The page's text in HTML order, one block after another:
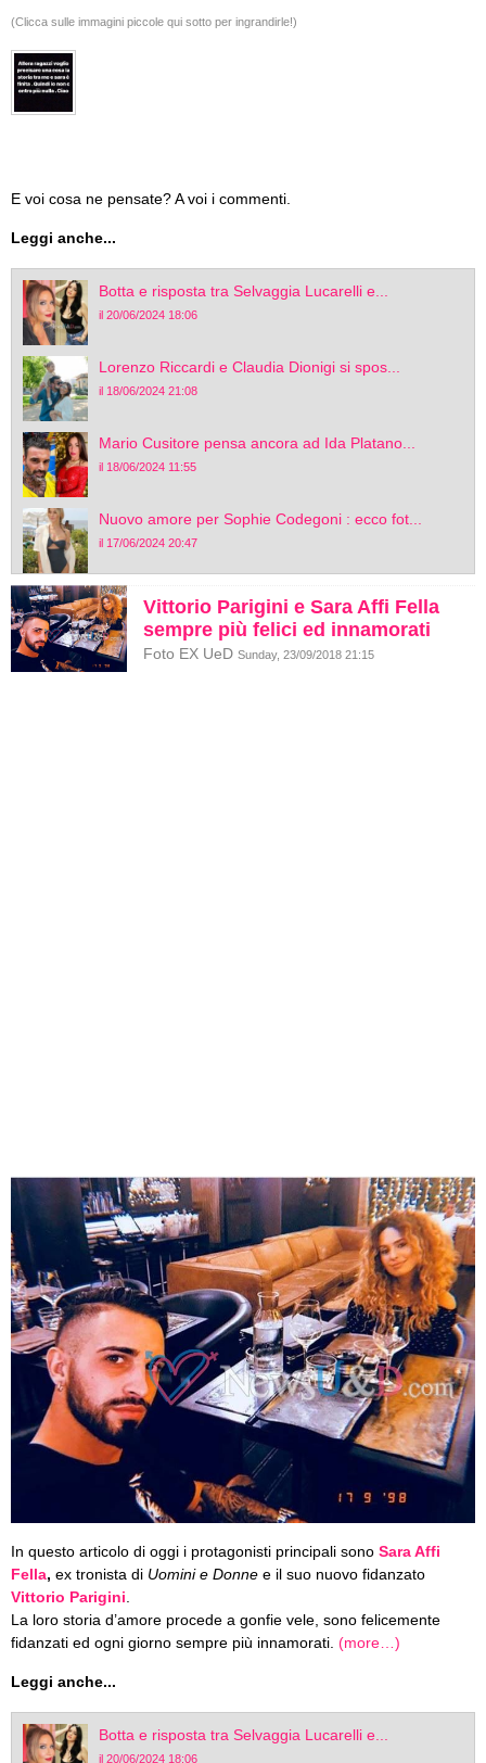
(Clicca sulle immagini piccole qui sotto per ingrandirle!)
E voi cosa ne pensate? A voi i commenti.
Leggi anche...
Botta e risposta tra Selvaggia Lucarelli e...
il 20/06/2024 18:06
Lorenzo Riccardi e Claudia Dionigi si spos...
il 18/06/2024 21:08
Mario Cusitore pensa ancora ad Ida Platano...
il 18/06/2024 11:55
Nuovo amore per Sophie Codegoni : ecco fot...
il 17/06/2024 20:47
Vittorio Parigini e Sara Affi Fella
sempre più felici ed innamorati
Foto EX UeD Sunday, 23/09/2018 21:15
In questo articolo di oggi i protagonisti principali sono Sara Affi
Fella, ex tronista di Uomini e Donne e il suo nuovo fidanzato
Vittorio Parigini.
La loro storia d’amore procede a gonfie vele, sono felicemente
fidanzati ed ogni giorno sempre più innamorati. (more…)
Leggi anche...
Botta e risposta tra Selvaggia Lucarelli e...
il 20/06/2024 18:06